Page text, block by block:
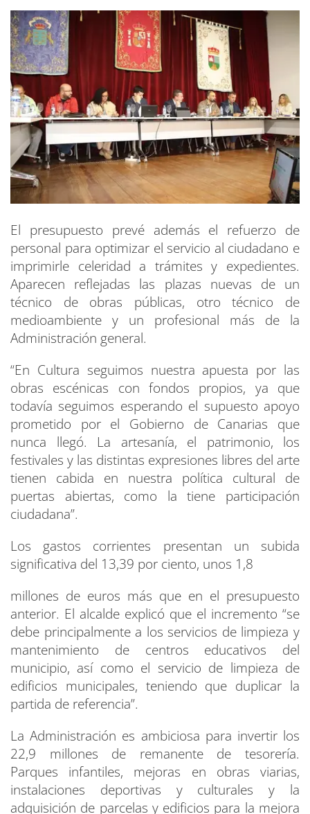
El presupuesto prevé además el refuerzo de
personal para optimizar el servicio al ciudadano e
imprimirle celeridad a trámites y expedientes.
Aparecen reflejadas las plazas nuevas de un
técnico de obras públicas, otro técnico de
medioambiente y un profesional más de la
Administración general.
“En Cultura seguimos nuestra apuesta por las
obras escénicas con fondos propios, ya que
todavía seguimos esperando el supuesto apoyo
prometido por el Gobierno de Canarias que
nunca llegó. La artesanía, el patrimonio, los
festivales y las distintas expresiones libres del arte
tienen cabida en nuestra política cultural de
puertas abiertas, como la tiene participación
ciudadana”.
Los gastos corrientes presentan un subida
significativa del 13,39 por ciento, unos 1,8
millones de euros más que en el presupuesto
anterior. El alcalde explicó que el incremento “se
debe principalmente a los servicios de limpieza y
mantenimiento de centros educativos del
municipio, así como el servicio de limpieza de
edificios municipales, teniendo que duplicar la
partida de referencia”.
La Administración es ambiciosa para invertir los
22,9 millones de remanente de tesorería.
Parques infantiles, mejoras en obras viarias,
instalaciones deportivas y culturales y la
adquisición de parcelas y edificios para la mejora